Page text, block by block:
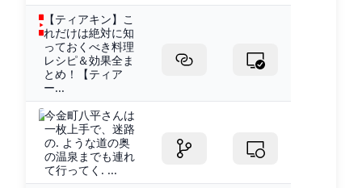
【ティアキン】こ
れだけは絶対に知
っておくべき料理
レシピ＆効果全ま
とめ！【ティア
ー...
今金町八平さんは
一枚上手で、迷路
の. ような道の奥
の温泉までも連れ
て行ってく. ...